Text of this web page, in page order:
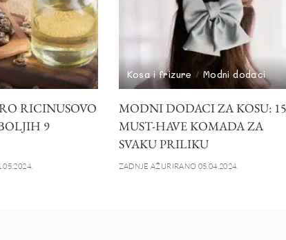
RICINUSOVO
9
Kosa i frizure Modni dodaci
MODNI DODACI ZA KOSU: 15
MUST-HAVE KOMADA ZA
SVAKU PRILIKU
ZADNJE AŽURIRANO 05.04.2024.